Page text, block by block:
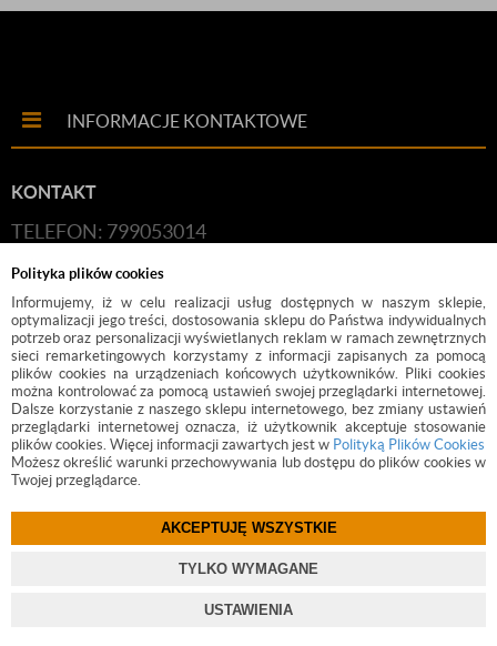
Polityka plików cookies
Informujemy, iż w celu realizacji usług dostępnych w naszym sklepie,
optymalizacji jego treści, dostosowania sklepu do Państwa indywidualnych
potrzeb oraz personalizacji wyświetlanych reklam w ramach zewnętrznych
sieci remarketingowych korzystamy z informacji zapisanych za pomocą
plików cookies na urządzeniach końcowych użytkowników. Pliki cookies
można kontrolować za pomocą ustawień swojej przeglądarki internetowej.
Dalsze korzystanie z naszego sklepu internetowego, bez zmiany ustawień
przeglądarki internetowej oznacza, iż użytkownik akceptuje stosowanie
plików cookies. Więcej informacji zawartych jest w Polityką Plików Cookies
Możesz określić warunki przechowywania lub dostępu do plików cookies w
Twojej przeglądarce.
AKCEPTUJĘ WSZYSTKIE
TYLKO WYMAGANE
USTAWIENIA
INFORMACJE KONTAKTOWE
KONTAKT
TELEFON: 799053014
E-MAIL:HANDLOWY@BUDFIX.PL
GODZINY PRACY: 8:00-16:00 (PONIEDZIAŁEK-
PIĄTEK)
DANE FIRMY: BUDFIX JOANNA JÓŹWICKA, UL.
KOŚCIUSZKI 2, 05-140, SEROCK, NIP: 118-189-85-82